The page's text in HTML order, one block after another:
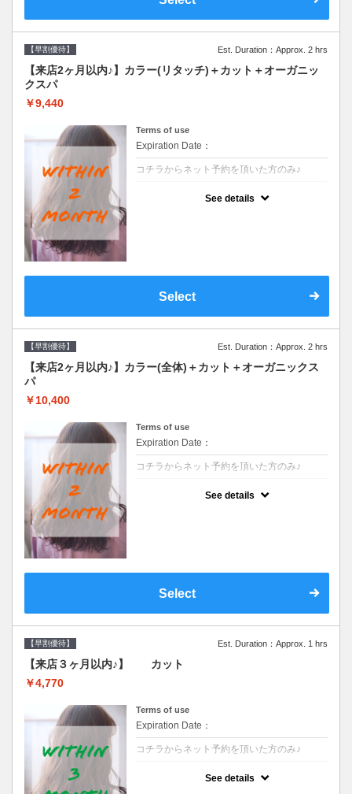
【早割優待】 Est. Duration：Approx. 2 hrs
【来店2ヶ月以内♪】カラー(リタッチ)＋カット＋オーガニッ
クスパ
￥9,440
Terms of use
Expiration Date：
コチラからネット予約を頂いた方のみ♪
See details
Select
【早割優待】 Est. Duration：Approx. 2 hrs
【来店2ヶ月以内♪】カラー(全体)＋カット＋オーガニックス
パ
￥10,400
Terms of use
Expiration Date：
コチラからネット予約を頂いた方のみ♪
See details
Select
【早割優待】 Est. Duration：Approx. 1 hrs
【来店３ヶ月以内♪】 カット
￥4,770
Terms of use
Expiration Date：
コチラからネット予約を頂いた方のみ♪
See details